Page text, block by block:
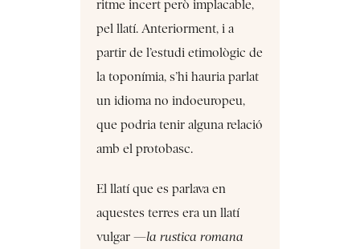
ritme incert però implacable,
pel llatí. Anteriorment, i a
partir de l’estudi etimològic de
la toponímia, s’hi hauria parlat
un idioma no indoeuropeu,
que podria tenir alguna relació
amb el protobasc.
El llatí que es parlava en
aquestes terres era un llatí
vulgar —la rustica romana